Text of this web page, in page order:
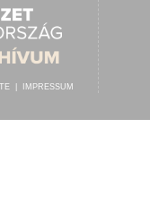
IMPRESSUM